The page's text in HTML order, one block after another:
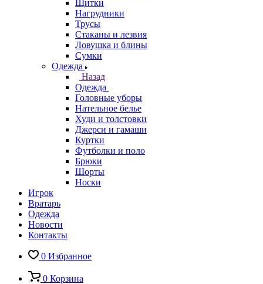
Щитки
Нагрудники
Трусы
Стаканы и лезвия
Ловушка и блины
Сумки
Одежда
Назад
Одежда
Головные уборы
Нательное белье
Худи и толстовки
Джерси и гамаши
Куртки
Футболки и поло
Брюки
Шорты
Носки
Игрок
Вратарь
Одежда
Новости
Контакты
0 Избранное
0 Корзина